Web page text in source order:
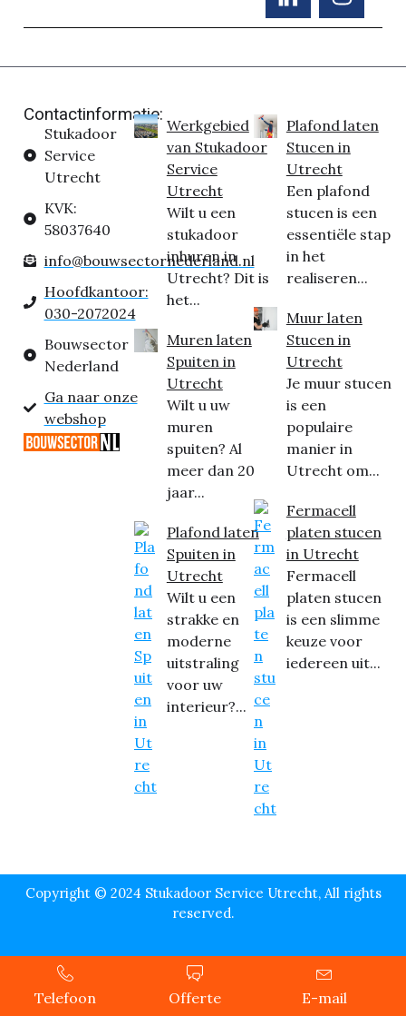
Contactinformatie:
Stukadoor
Service
Utrecht
KVK:
58037640
info@bouwsectornederland.nl
Hoofdkantoor:
030-2072024
Bouwsector
Nederland
Ga naar onze
webshop
Werkgebied
van Stukadoor
Service
Utrecht
Wilt u een
stukadoor
inhuren in
Utrecht? Dit is
het...
Muren laten
Spuiten in
Utrecht
Wilt u uw
muren
spuiten? Al
meer dan 20
jaar...
Plafond laten
Spuiten in
Utrecht
Wilt u een
strakke en
moderne
uitstraling
voor uw
interieur?...
Plafond laten
Stucen in
Utrecht
Een plafond
stucen is een
essentiële stap
in het
realiseren...
Muur laten
Stucen in
Utrecht
Je muur stucen
is een
populaire
manier in
Utrecht om...
Fermacell
platen stucen
in Utrecht
Fermacell
platen stucen
is een slimme
keuze voor
iedereen uit...
Copyright © 2024 Stukadoor Service Utrecht, All rights
reserved.
Telefoon Offerte E-mail